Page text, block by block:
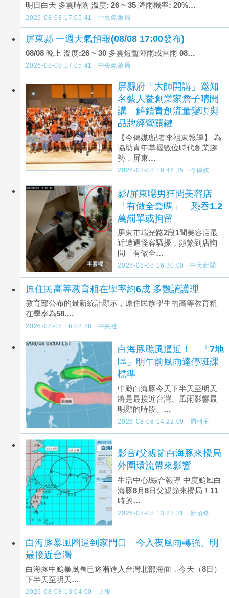
明日白天 多雲時陰 溫度: 26 ~ 35 降雨機率: 20%…
2026-08-08 17:05:41 | 中央氣象局
屏東縣 一週天氣預報(08/08 17:00發布)
08/08 晚上 溫度:26 ~ 30 多雲短暫陣雨或雷雨 08…
2026-08-08 17:05:41 | 中央氣象局
屏縣府「大師開講」邀知
名藝人暨創業家詹子晴開
講 解鎖青創流量變現與
品牌經營關鍵
【今傳媒/記者李祖東報導】 為
協助青年掌握數位時代創業趨
勢，屏東…
2026-08-08 16:46:35 | 今傳媒
影/屏東噁男狂問美容店
「有做全套嗎」 恐吞1.2
萬罰單或拘留
屏東市瑞光路2段1間美容店最
近遭遇怪客騷擾，頻繁到店詢
問「有做全…
2026-08-08 16:30:00 | 中天新聞
原住民高等教育粗在學率約6成 多數讀護理
教育部公布的最新統計顯示，原住民族學生的高等教育粗
在學率為58.…
2026-08-08 16:02:38 | 中央社
白海豚颱風逼近！ 「7地
區」明午前風雨達停班課
標準
中颱白海豚今天下半天至明天
將是最接近台灣、風雨影響最
明顯的時段。…
2026-08-08 14:22:09 | 周刊王
影音/父親節白海豚來攪局
外圍環流帶來影響
生活中心/綜合報導 中度颱風白
海豚8月8日父親節來攪局！11
時的…
2026-08-08 13:22:31 | 新頭條
白海豚暴風圈逼到家門口 今入夜風雨轉強、明
最接近台灣
白海豚中颱暴風圈已逐漸進入台灣北部海面，今天（8日）
下半天至明天…
2026-08-08 13:04:00 | 上報